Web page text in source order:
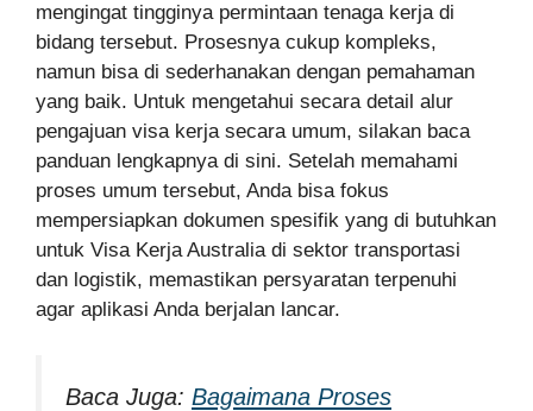
mengingat tingginya permintaan tenaga kerja di
bidang tersebut. Prosesnya cukup kompleks,
namun bisa di sederhanakan dengan pemahaman
yang baik. Untuk mengetahui secara detail alur
pengajuan visa kerja secara umum, silakan baca
panduan lengkapnya di sini. Setelah memahami
proses umum tersebut, Anda bisa fokus
mempersiapkan dokumen spesifik yang di butuhkan
untuk Visa Kerja Australia di sektor transportasi
dan logistik, memastikan persyaratan terpenuhi
agar aplikasi Anda berjalan lancar.
Baca Juga: Bagaimana Proses